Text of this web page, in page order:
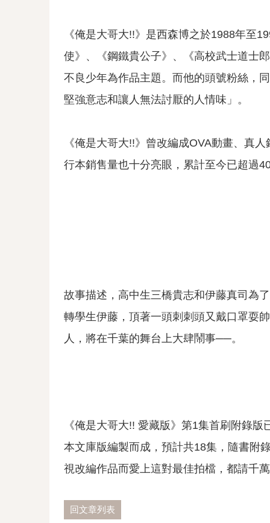
《俺是大哥大!!》是西森博之於1988年至
使》、《鋼鐵貴公子》、《高校武士道士
不良少年為作品主題。而他的頭號粉絲，
堅強意志和讓人無法討厭的人情味」。
《俺是大哥大!!》曾改編成OVA動畫、真
行本銷售量也十分亮眼，累計至今已超過
故事描述，高中生三橋貴志和伊藤真司為
轉學生伊藤，頂著一頭刺刺頭又戴口罩耍
人，將在千葉的舞台上大肆鬧事──。
《俺是大哥大!! 愛藏版》第1集首刷附錄
本文庫版編製而成，預計共18集，隨書附
視改編作品而愛上這對最佳拍檔，都請千
回文章列表